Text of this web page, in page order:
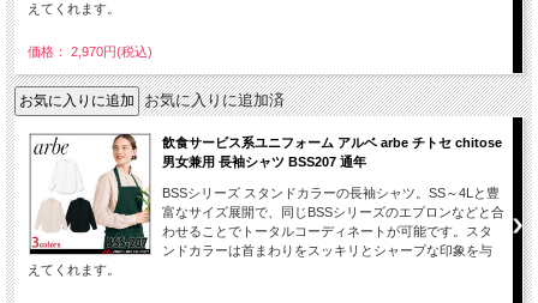
えてくれます。
価格： 2,970円(税込)
お気に入りに追加済
飲食サービス系ユニフォーム アルベ arbe チトセ chitose
男女兼用 長袖シャツ BSS207 通年
BSSシリーズ スタンドカラーの長袖シャツ。SS～4Lと豊
富なサイズ展開で、同じBSSシリーズのエプロンなどと合
わせることでトータルコーディネートが可能です。スタ
ンドカラーは首まわりをスッキリとシャープな印象を与
えてくれます。